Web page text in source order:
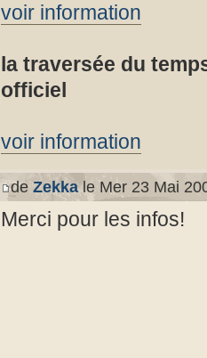
voir information
la traversée du
officiel
voir information
deZekkale Mer 23 Mai
Merci pour les infos!